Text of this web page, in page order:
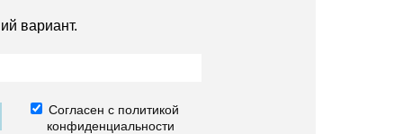
вариант.
Согласен с политикой
конфиденциальности